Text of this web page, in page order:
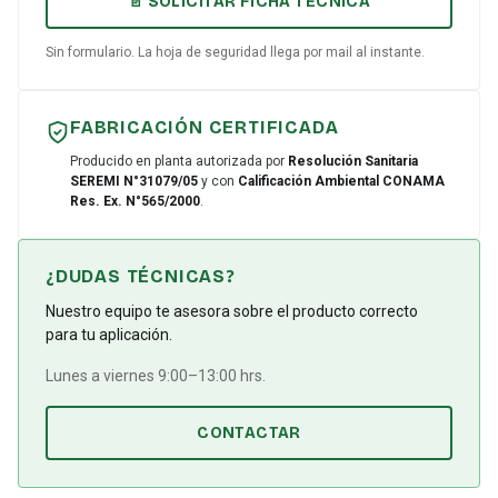
Sin formulario. La hoja de seguridad llega por mail al instante.
FABRICACIÓN CERTIFICADA
Producido en planta autorizada por Resolución Sanitaria
SEREMI N°31079/05 y con Calificación Ambiental CONAMA
Res. Ex. N°565/2000.
¿DUDAS TÉCNICAS?
Nuestro equipo te asesora sobre el producto correcto
para tu aplicación.
Lunes a viernes 9:00–13:00 hrs.
CONTACTAR